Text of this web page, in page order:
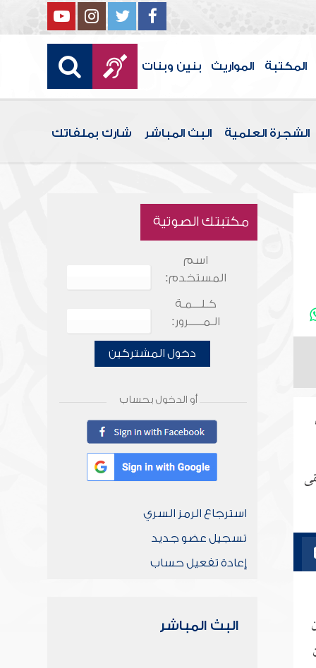
المكتبة المواريث بنين وبنات
الشجرة العلمية البث المباشر شارك بملفاتك
مكتبتك الصوتية
اسم
المستخدم:
كـلـــمـة
الـمـــــرور:
دخول المشتركين
أو الدخول بحساب
استرجاع الرمز السري
تسجيل عضو جديد
إعادة تفعيل حساب
البث المباشر